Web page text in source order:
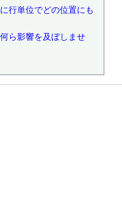
行単位でどの位置にも
ら影響を及ぼしませ